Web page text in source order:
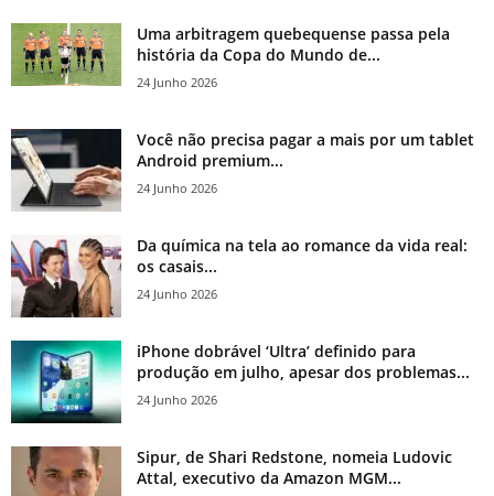
Uma arbitragem quebequense passa pela
história da Copa do Mundo de...
24 Junho 2026
Você não precisa pagar a mais por um tablet
Android premium...
24 Junho 2026
Da química na tela ao romance da vida real:
os casais...
24 Junho 2026
iPhone dobrável ‘Ultra’ definido para
produção em julho, apesar dos problemas...
24 Junho 2026
Sipur, de Shari Redstone, nomeia Ludovic
Attal, executivo da Amazon MGM...